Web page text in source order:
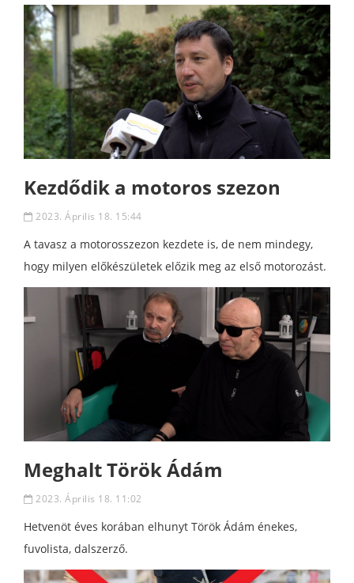
Kezdődik a motoros szezon
2023. Április 18. 15:44
A tavasz a motorosszezon kezdete is, de nem mindegy,
hogy milyen előkészületek előzik meg az első motorozást.
Meghalt Török Ádám
2023. Április 18. 11:02
Hetvenöt éves korában elhunyt Török Ádám énekes,
fuvolista, dalszerző.